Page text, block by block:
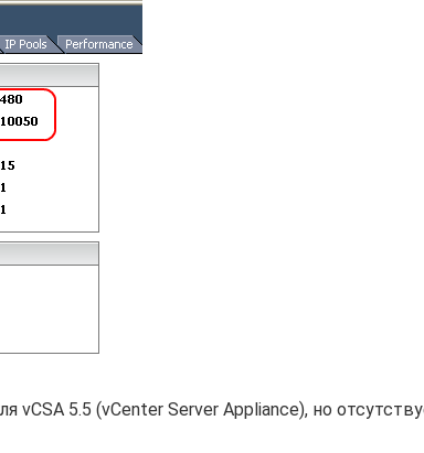
vCSA 5.5 (vCenter Server Appliance), но